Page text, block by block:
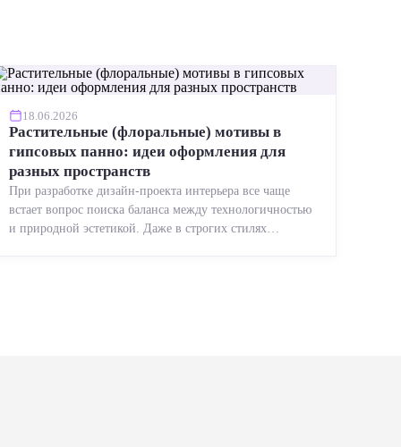
18.06.2026
Растительные (флоральные) мотивы в
гипсовых панно: идеи оформления для
разных пространств
При разработке дизайн-проекта интерьера все чаще
встает вопрос поиска баланса между технологичностью
и природной эстетикой. Даже в строгих стилях